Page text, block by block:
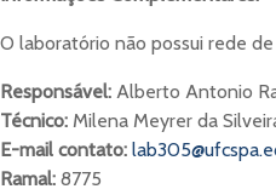
O laboratório não possui rede de
Responsável: Alberto Antonio
Técnico: Milena Meyrer da
E-mail contato:
Ramal: 8775